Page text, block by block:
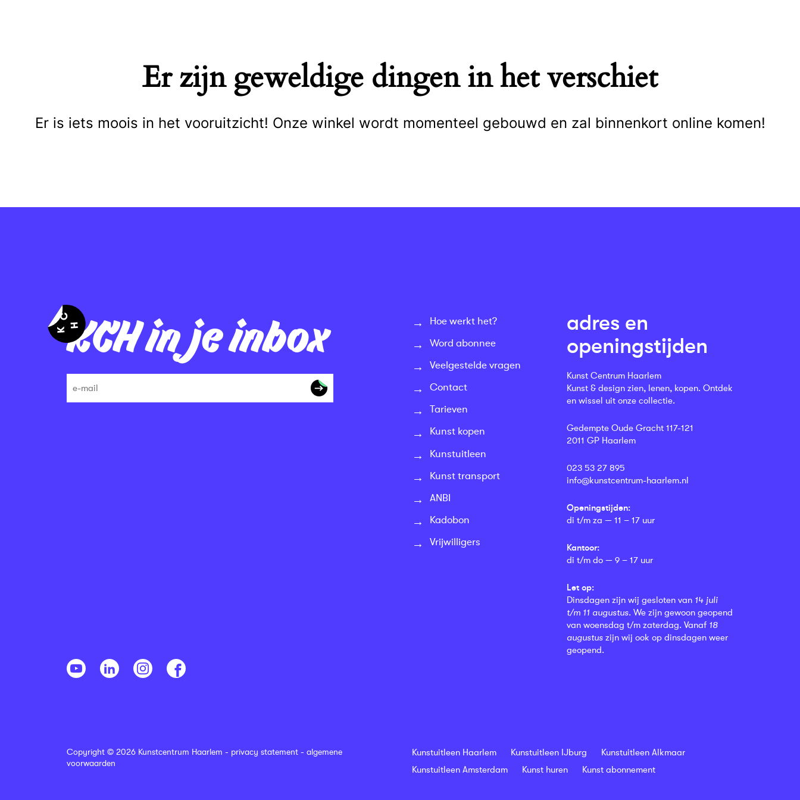
Er zijn geweldige dingen in het verschiet
Er is iets moois in het vooruitzicht! Onze winkel wordt momenteel gebouwd en zal binnenkort online komen!
KCH in je inbox
Hoe werkt het?
Word abonnee
Veelgestelde vragen
Contact
Tarieven
Kunst kopen
Kunstuitleen
Kunst transport
ANBI
Kadobon
Vrijwilligers
adres en
openingstijden
Kunst Centrum Haarlem
Kunst & design zien, lenen, kopen. Ontdek
en wissel uit onze collectie.
Gedempte Oude Gracht 117-121
2011 GP Haarlem
023 53 27 895
info@kunstcentrum-haarlem.nl
Openingstijden:
di t/m za — 11 – 17 uur
Kantoor:
di t/m do — 9 – 17 uur
Let op:
Dinsdagen zijn wij gesloten van 14 juli
t/m 11 augustus. We zijn gewoon geopend
van woensdag t/m zaterdag. Vanaf 18
augustus zijn wij ook op dinsdagen weer
geopend.
Copyright © 2026 Kunstcentrum Haarlem - privacy statement - algemene
voorwaarden
Kunstuitleen Haarlem Kunstuitleen IJburg
Kunstuitleen Alkmaar
Kunstuitleen Amsterdam
Kunst huren Kunst abonnement